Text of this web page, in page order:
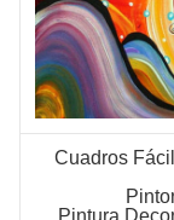
Cuadros
Pintura